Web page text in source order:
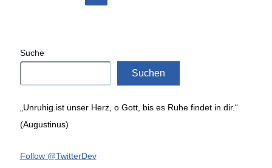
Suche
Suchen
„Unruhig ist unser Herz, o Gott, bis es Ruhe findet in dir.“
(Augustinus)
Follow @TwitterDev